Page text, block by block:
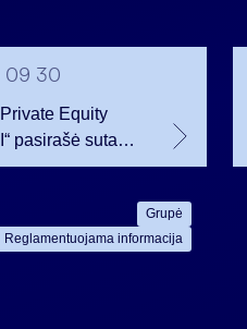
09 30
Equity
pasirašė sutartį
didžiausios
Grupė
Reglamentuojama informacija